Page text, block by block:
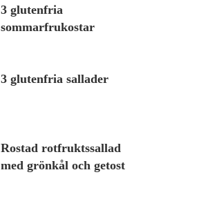
3 glutenfria
sommarfrukostar
3 glutenfria sallader
Rostad rotfruktssallad
med grönkål och getost